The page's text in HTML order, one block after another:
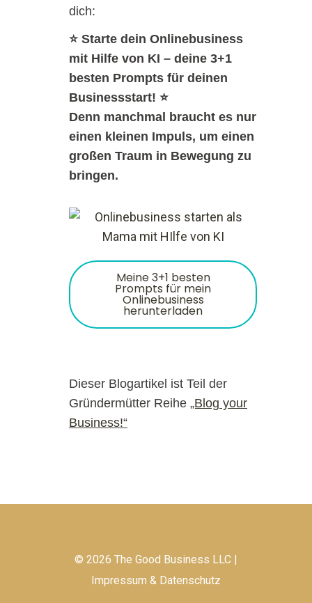
dich:
⭐ Starte dein Onlinebusiness
mit Hilfe von KI – deine 3+1
besten Prompts für deinen
Businessstart! ⭐
Denn manchmal braucht es nur
einen kleinen Impuls, um einen
großen Traum in Bewegung zu
bringen.
Meine 3+1 besten
Prompts für mein
Onlinebusiness
herunterladen
Dieser Blogartikel ist Teil der
Gründermütter Reihe „Blog your
Business!“
© 2026 The Good Business LLC
Impressum & Datenschutz